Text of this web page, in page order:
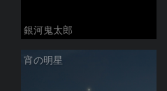
銀河鬼太郎
宵の明星